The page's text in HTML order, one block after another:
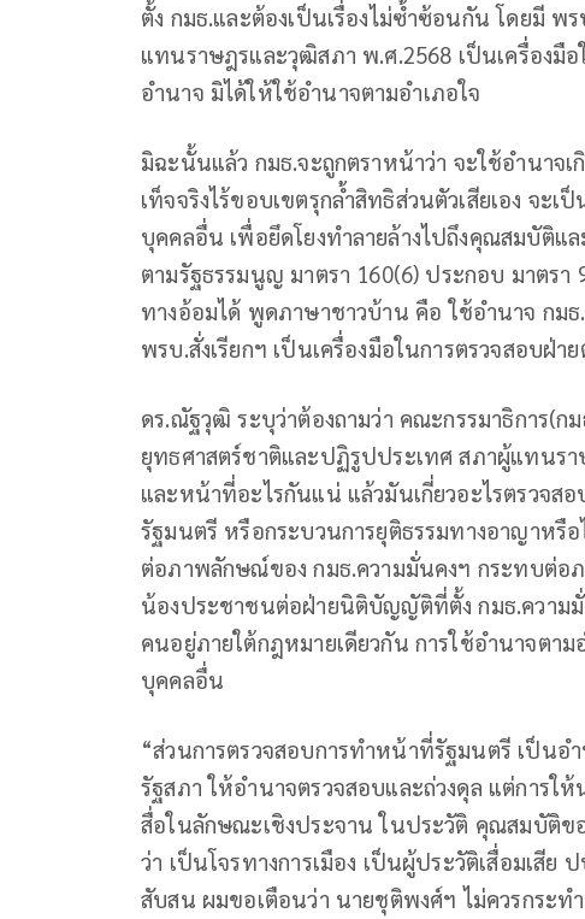
ตั้ง กมธ.และต้องเป็นเรื่องไม่ซ้ำซ้อนกัน โดยมี พ
แทนราษฎรและวุฒิสภา พ.ศ.2568 เป็นเครื่องมื
อำนาจ มิได้ให้ใช้อำนาจตามอำเภอใจ
มิฉะนั้นแล้ว กมธ.จะถูกตราหน้าว่า จะใช้อำนาจ
เท็จจริงไร้ขอบเขตรุกล้ำสิทธิส่วนตัวเสียเอง จะ
บุคคลอื่น เพื่อยึดโยงทำลายล้างไปถึงคุณสมบัติแ
ตามรัฐธรรมนูญ มาตรา 160(6) ประกอบ มาตรา
ทางอ้อมได้ พูดภาษาชาวบ้าน คือ ใช้อำนาจ กม
พรบ.สั่งเรียกฯ เป็นเครื่องมือในการตรวจสอบฝ่า
ดร.ณัฐวุฒิ ระบุว่าต้องถามว่า คณะกรรมาธิการ(ก
ยุทธศาสตร์ชาติและปฏิรูปประเทศ สภาผู้แทนร
และหน้าที่อะไรกันแน่ แล้วมันเกี่ยวอะไรตรวจส
รัฐมนตรี หรือกระบวนการยุติธรรมทางอาญาหรื
ต่อภาพลักษณ์ของ กมธ.ความมั่นคงฯ กระทบต่
น้องประชาชนต่อฝ่ายนิติบัญญัติที่ตั้ง กมธ.ความ
คนอยู่ภายใต้กฎหมายเดียวกัน การใช้อำนาจตา
บุคคลอื่น
“ส่วนการตรวจสอบการทำหน้าที่รัฐมนตรี เป็น
รัฐสภา ให้อำนาจตรวจสอบและถ่วงดุล แต่การ
สื่อในลักษณะเชิงประจาน ในประวัติ คุณสมบัติข
ว่า เป็นโจรทางการเมือง เป็นผู้ประวัติเสื่อมเ
สับสน ผมขอเตือนว่า นายชุติพงศ์ฯ ไม่ควรกระ